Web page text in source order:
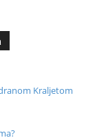
Kraljetom